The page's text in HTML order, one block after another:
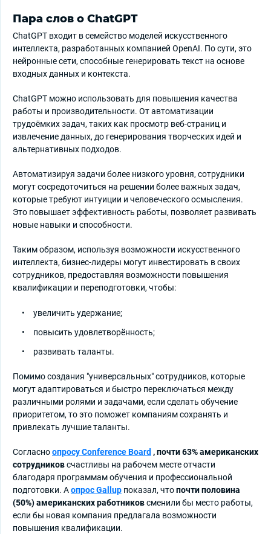
Пара слов о ChatGPT
ChatGPT входит в семейство моделей искусственного
интеллекта, разработанных компанией OpenAI. По сути, это
нейронные сети, способные генерировать текст на основе
входных данных и контекста.
ChatGPT можно использовать для повышения качества
работы и производительности. От автоматизации
трудоёмких задач, таких как просмотр веб-страниц и
извлечение данных, до генерирования творческих идей и
альтернативных подходов.
Автоматизируя задачи более низкого уровня, сотрудники
могут сосредоточиться на решении более важных задач,
которые требуют интуиции и человеческого осмысления.
Это повышает эффективность работы, позволяет развивать
новые навыки и способности.
Таким образом, используя возможности искусственного
интеллекта, бизнес-лидеры могут инвестировать в своих
сотрудников, предоставляя возможности повышения
квалификации и переподготовки, чтобы:
увеличить удержание;
повысить удовлетворённость;
развивать таланты.
Помимо создания "универсальных" сотрудников, которые
могут адаптироваться и быстро переключаться между
различными ролями и задачами, если сделать обучение
приоритетом, то это поможет компаниям сохранять и
привлекать лучшие таланты.
Согласноопросу Conference Board , почти 63% американских
сотрудниковсчастливы на рабочем месте отчасти
благодаря программам обучения и профессиональной
подготовки. Аопрос Gallup показал, чтопочти половина
(50%) американских работниковсменили бы место работы,
если бы новая компания предлагала возможности
повышения квалификации.